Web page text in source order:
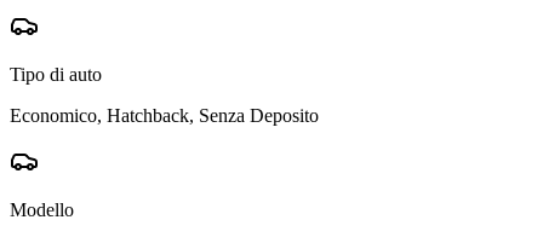
Tipo di auto
Economico, Hatchback, Senza Deposito
Modello